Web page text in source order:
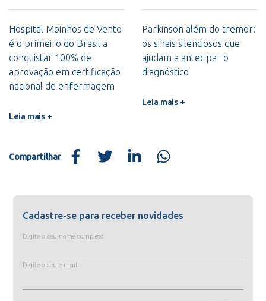
Hospital Moinhos de Vento
é o primeiro do Brasil a
conquistar 100% de
aprovação em certificação
nacional de enfermagem
Leia mais +
Parkinson além do tremor:
os sinais silenciosos que
ajudam a antecipar o
diagnóstico
Leia mais +
Compartilhar
Cadastre-se para receber novidades
Digite o seu nome completo
Digite o seu e-mail